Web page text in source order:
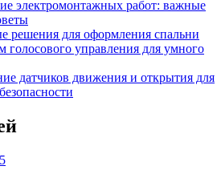
электромонтажных работ: важные
решения для оформления спальни
голосового управления для умного
датчиков движения и открытия для